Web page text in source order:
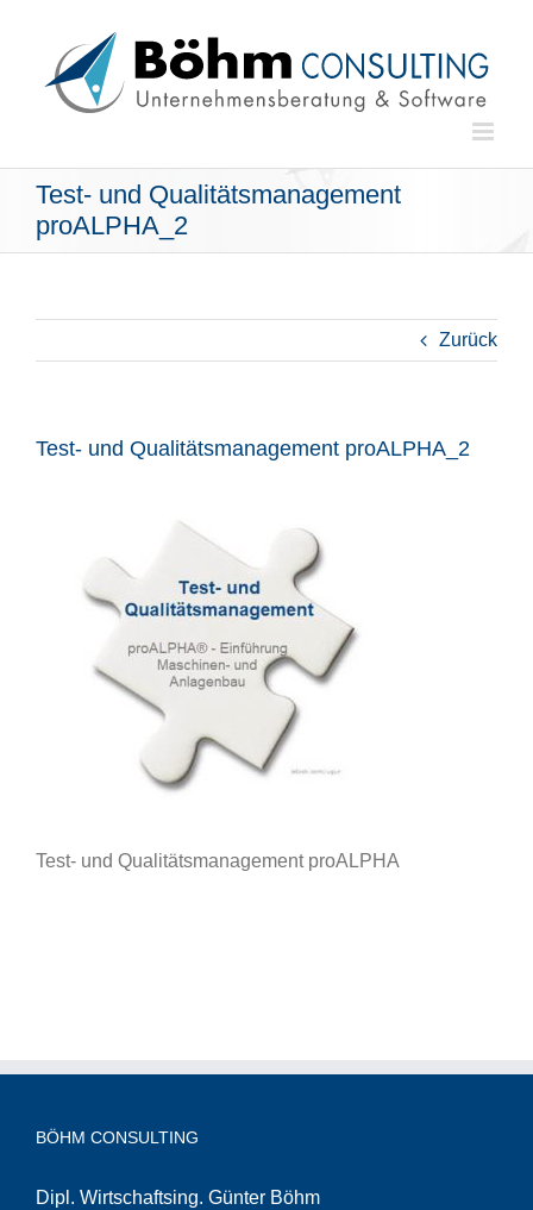
springen
Test- und Qualitätsmanagement
proALPHA_2
Zurück
Test- und Qualitätsmanagement proALPHA_2
Test- und Qualitätsmanagement proALPHA
BÖHM CONSULTING
Dipl. Wirtschaftsing. Günter Böhm